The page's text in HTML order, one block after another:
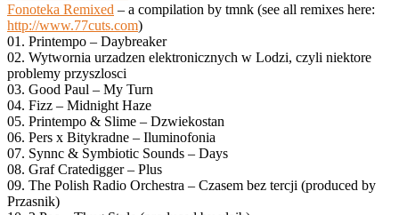
Fonoteka Remixed – a compilation by tmnk (see all remixes here:
http://www.77cuts.com)
01. Printempo – Daybreaker
02. Wytwornia urzadzen elektronicznych w Lodzi, czyli niektore
problemy przyszlosci
03. Good Paul – My Turn
04. Fizz – Midnight Haze
05. Printempo & Slime – Dzwiekostan
06. Pers x Bitykradne – Iluminofonia
07. Synnc & Symbiotic Sounds – Days
08. Graf Cratedigger – Plus
09. The Polish Radio Orchestra – Czasem bez tercji (produced by
Przasnik)